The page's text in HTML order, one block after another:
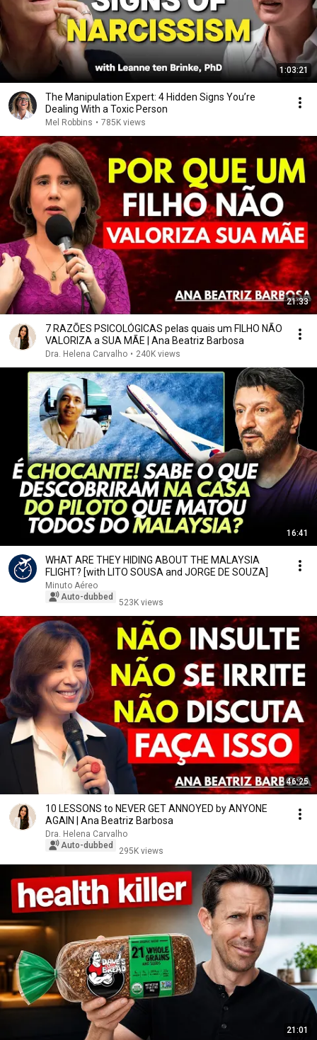
1:03:21
The Manipulation Expert: 4 Hidden Signs You’re
Dealing With a Toxic Person
Mel Robbins • 785K views
21:33
7 RAZÕES PSICOLÓGICAS pelas quais um FILHO NÃO
VALORIZA a SUA MÃE | Ana Beatriz Barbosa
Dra. Helena Carvalho • 240K views
16:41
WHAT ARE THEY HIDING ABOUT THE MALAYSIA
FLIGHT? [with LITO SOUSA and JORGE DE SOUZA]
Minuto Aéreo
Auto-dubbed
523K views
46:25
10 LESSONS to NEVER GET ANNOYED by ANYONE
AGAIN | Ana Beatriz Barbosa
Dra. Helena Carvalho
Auto-dubbed
295K views
21:01